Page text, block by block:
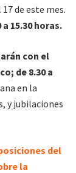
de este mes.
15.30 horas.
con el
de 8.30 a
en la
y jubilaciones
del
la